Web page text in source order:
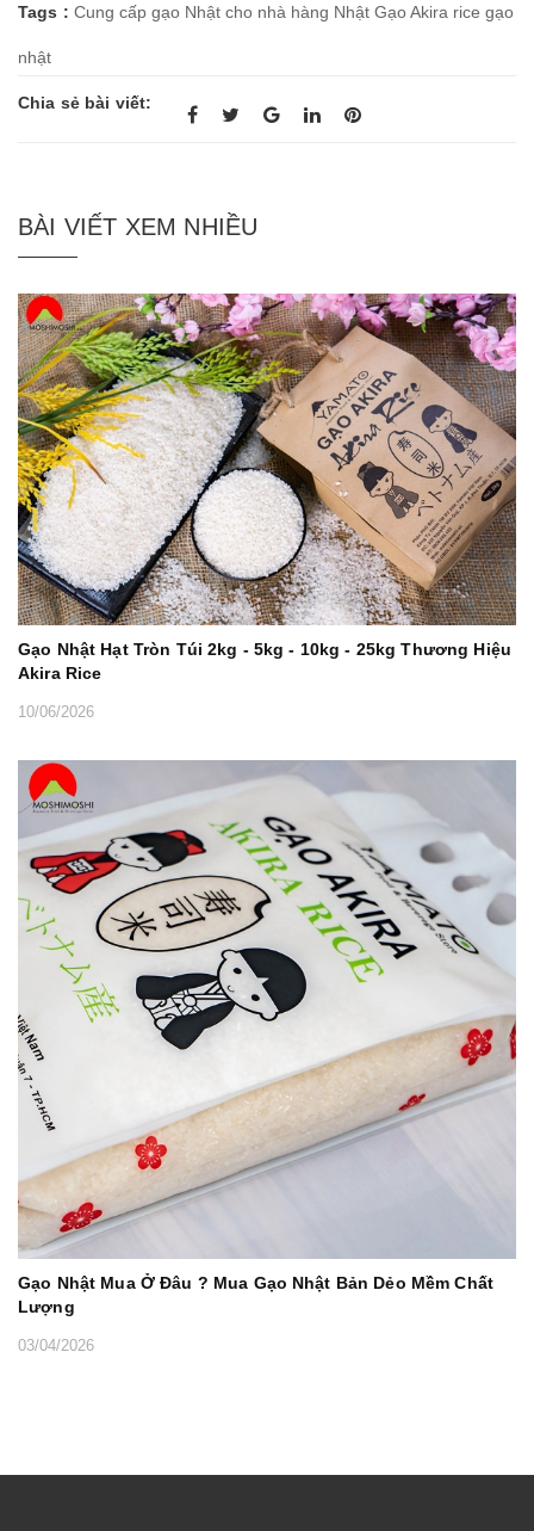
Tags : Cung cấp gạo Nhật cho nhà hàng Nhật Gạo Akira rice gạo
nhật
Chia sẻ bài viết:
BÀI VIẾT XEM NHIỀU
Gạo Nhật Hạt Tròn Túi 2kg - 5kg - 10kg - 25kg Thương Hiệu
Akira Rice
10/06/2026
Gạo Nhật Mua Ở Đâu ? Mua Gạo Nhật Bản Dẻo Mềm Chất
Lượng
03/04/2026